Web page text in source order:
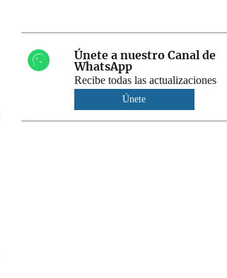
Únete a nuestro Canal de
WhatsApp
Recibe todas las actualizaciones
Únete